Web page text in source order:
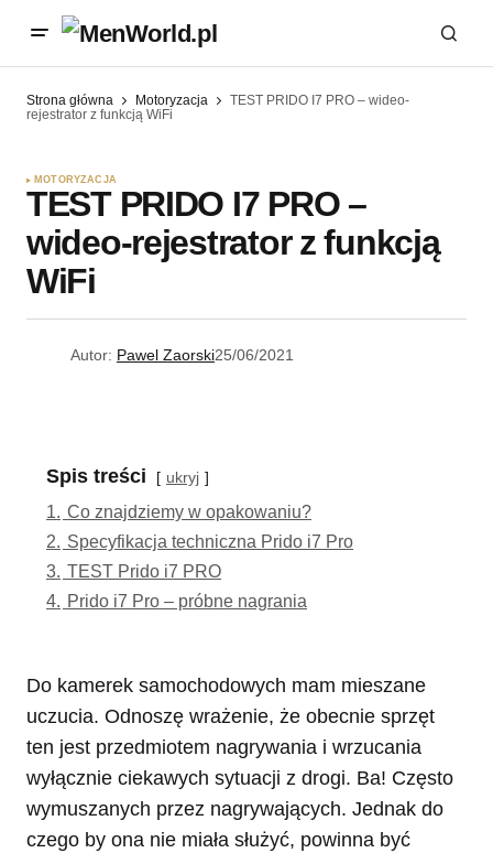
Strona główna Motoryzacja
TEST PRIDO I7 PRO – wideo-
rejestrator z funkcją WiFi
MOTORYZACJA
TEST PRIDO I7 PRO –
wideo-rejestrator z funkcją
WiFi
Autor: Pawel Zaorski25/06/2021
Spis treści ukryj
1. Co znajdziemy w opakowaniu?
2. Specyfikacja techniczna Prido i7 Pro
3. TEST Prido i7 PRO
4. Prido i7 Pro – próbne nagrania
Do kamerek samochodowych mam mieszane
uczucia. Odnoszę wrażenie, że obecnie sprzęt
ten jest przedmiotem nagrywania i wrzucania
wyłącznie ciekawych sytuacji z drogi. Ba! Często
wymuszanych przez nagrywających. Jednak do
czego by ona nie miała służyć, powinna być